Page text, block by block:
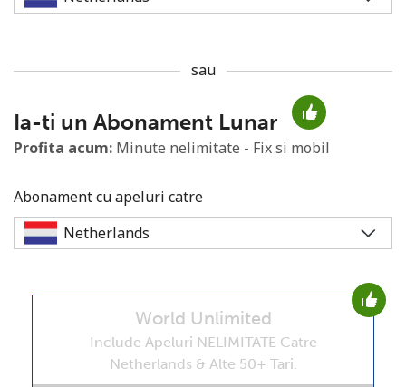
Minim 8 litere
O majuscula si o litera mica
Ramai conectat cu noi pentru a primi toate ofertele pe
Prin deschiderea unui cont pe acest site, sunt de acord cu
sau
Ia-ti un Abonament Lunar
Profita acum: Minute nelimitate - Fix si mobil
Abonament cu apeluri catre
World Unlimited
Include Apeluri NELIMITATE Catre
Netherlands & Alte 50+ Tari.